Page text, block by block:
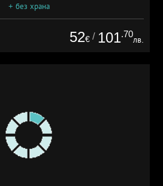
+ без храна
52€ / 101.70
лв.